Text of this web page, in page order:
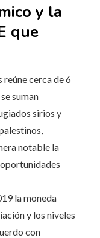
y la
que
cerca de 6
suman
sirios y
notable la
la moneda
y los niveles
con